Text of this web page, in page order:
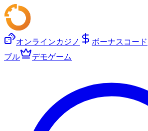
オンラインカジノ ボーナスコード
ブル
デモゲーム